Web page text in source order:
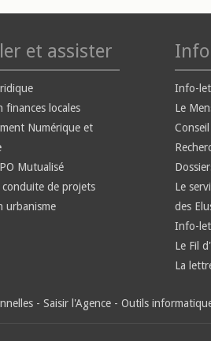
et assister
finances locales
Numérique et
Mutualisé
de projets
urbanisme
Info-
Le
Le
des
Info-
Le Fil
La
- Saisir l'Agence - Outils